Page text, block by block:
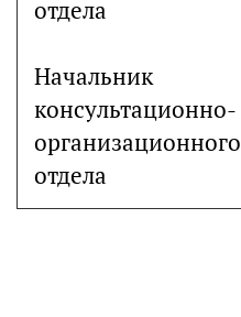
отдела
Начальник
консультационно-
организационного
отдела